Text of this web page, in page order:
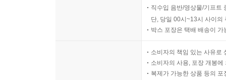
직수입 음반/영상물/기프트
단, 당일 00시~13시 사이의
박스 포장은 택배 배송이
소비자의 책임 있는 사유로
소비자의 사용, 포장 개봉
복제가 가능한 상품 등의